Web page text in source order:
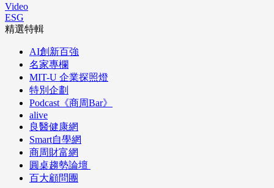
Video
ESG
精選特輯
AI創新百強
名家專欄
MIT-U 企業探照燈
特別企劃
Podcast《商周Bar》
alive
良醫健康網
Smart自學網
商周財富網
圓桌趨勢論壇
百大顧問團